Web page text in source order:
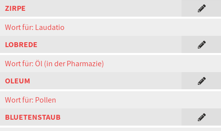
ZIRPE
Wort für: Laudatio
LOBREDE
Wort für: Öl (in der Pharmazie)
OLEUM
Wort für: Pollen
BLUETENSTAUB